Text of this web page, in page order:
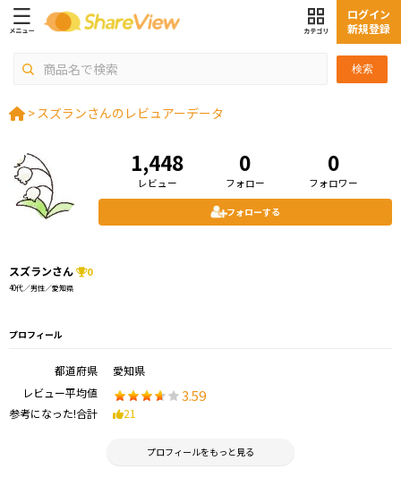
検索
ログイン
新規登録
>スズランさんのレビュアーデータ
1,448
レビュー
0
フォロー
0
フォロワー
フォローする
スズランさん 0
40代／男性／愛知県
プロフィール
都道府県
愛知県
レビュー平均値
3.59
参考になった!合計 21
プロフィールをもっと見る